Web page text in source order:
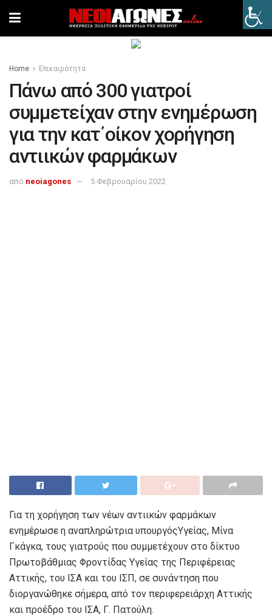
Home Επικαιρότητα
Πάνω από 300 γιατροί
συμμετείχαν στην ενημέρωση
για την κατ΄οίκον χορήγηση
αντιικών φαρμάκων
από neoiagones 5 Φεβρουαρίου 2022
Για τη χορήγηση των νέων αντιικών φαρμάκων
ενημέρωσε η αναπληρώτρια υπουργόςΥγείας, Μίνα
Γκάγκα, τους γιατρούς που συμμετέχουν στο δίκτυο
Πρωτοβάθμιας Φροντίδας Υγείας της Περιφέρειας
Αττικής, του ΙΣΑ και του ΙΣΠ, σε συνάντηση που
διοργανώθηκε σήμερα, από τον περιφερειάρχη Αττικής
και προέδρο του ΙΣΑ, Γ. Πατούλη.